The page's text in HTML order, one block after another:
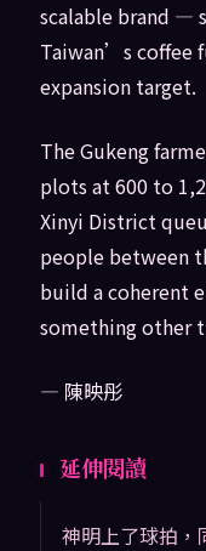
scalable brand —
Taiwan’s coffee
expansion target.
The Gukeng
plots at 600 to
Xinyi District
people between
build a coherent
something other
— 陳映彤
延伸閱讀
神明上了球拍，